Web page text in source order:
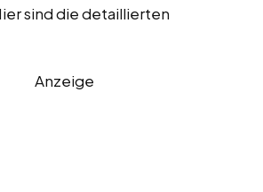
sind die detaillierten
Anzeige